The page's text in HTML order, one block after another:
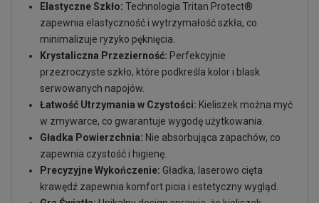
Elastyczne Szkło: Technologia Tritan Protect®
zapewnia elastyczność i wytrzymałość szkła, co
minimalizuje ryzyko pęknięcia.
Krystaliczna Przezierność: Perfekcyjnie
przezroczyste szkło, które podkreśla kolor i blask
serwowanych napojów.
Łatwość Utrzymania w Czystości: Kieliszek można myć
w zmywarce, co gwarantuje wygodę użytkowania.
Gładka Powierzchnia: Nie absorbująca zapachów, co
zapewnia czystość i higienę.
Precyzyjne Wykończenie: Gładka, laserowo cięta
krawędź zapewnia komfort picia i estetyczny wygląd.